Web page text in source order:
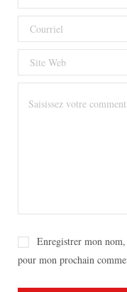
Enregistrer mon
pour mon prochain